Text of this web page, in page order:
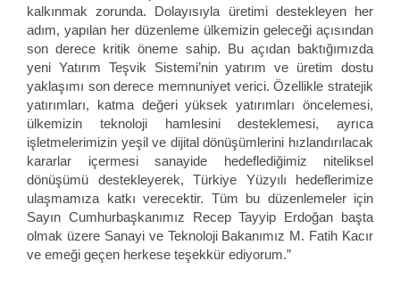
kalkınmak zorunda. Dolayısıyla üretimi destekleyen her
adım, yapılan her düzenleme ülkemizin geleceği açısından
son derece kritik öneme sahip. Bu açıdan baktığımızda
yeni Yatırım Teşvik Sistemi’nin yatırım ve üretim dostu
yaklaşımı son derece memnuniyet verici. Özellikle stratejik
yatırımları, katma değeri yüksek yatırımları öncelemesi,
ülkemizin teknoloji hamlesini desteklemesi, ayrıca
işletmelerimizin yeşil ve dijital dönüşümlerini hızlandırılacak
kararlar içermesi sanayide hedeflediğimiz niteliksel
dönüşümü destekleyerek, Türkiye Yüzyılı hedeflerimize
ulaşmamıza katkı verecektir. Tüm bu düzenlemeler için
Sayın Cumhurbaşkanımız Recep Tayyip Erdoğan başta
olmak üzere Sanayi ve Teknoloji Bakanımız M. Fatih Kacır
ve emeği geçen herkese teşekkür ediyorum.”